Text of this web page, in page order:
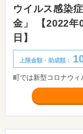
ウイルス感染
金」 【2022年
日】
上限金額・助成額：